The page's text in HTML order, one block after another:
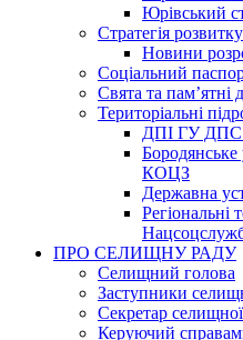
Юрівський
Стратегія розвитку
Новини
Соціальний
Свята та пам’ятні
Територіальні
ДПІ ГУ ДПС
Бородянське
КОЦЗ
Державна
Регіональні
ПРО СЕЛИЩНУ РАДУ
Селищний голова
Заступники
Секретар
Керуючий